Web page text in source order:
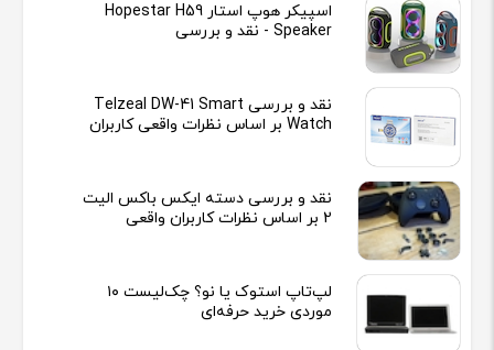
اسپیکر هوپ استار Hopestar H59
Speaker - نقد و بررسی
نقد و بررسی Telzeal DW-41 Smart
Watch بر اساس نظرات واقعی کاربران
نقد و بررسی دسته ایکس باکس الیت
2 بر اساس نظرات کاربران واقعی
لپ‌تاپ استوک یا نو؟ چک‌لیست ۱۰
موردی خرید حرفه‌ای